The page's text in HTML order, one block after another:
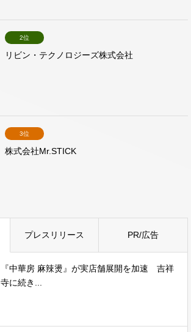
2位
リビン・テクノロジーズ株式会社
3位
株式会社Mr.STICK
プレスリリース PR/広告
『中華房 麻辣燙』が実店舗展開を加速 吉祥
寺に続き...